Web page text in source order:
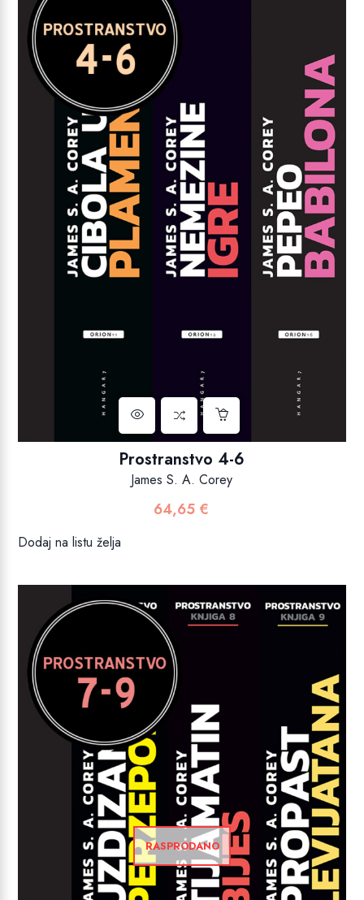
Prostranstvo 4-6
James S. A. Corey
64,65 €
Dodaj na listu želja
RASPRODANO